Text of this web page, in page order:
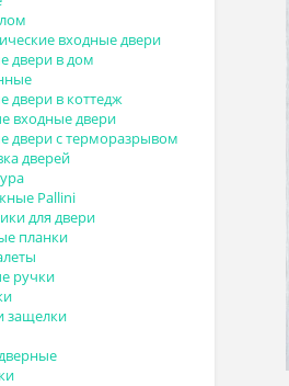
входные двери
двери в дом
двери в коттедж
входные двери
двери с терморазрывом
дверей
Pallini
для двери
планки
ручки
защелки